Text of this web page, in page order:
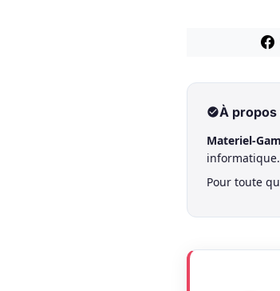
À
Materiel-
Pour toute